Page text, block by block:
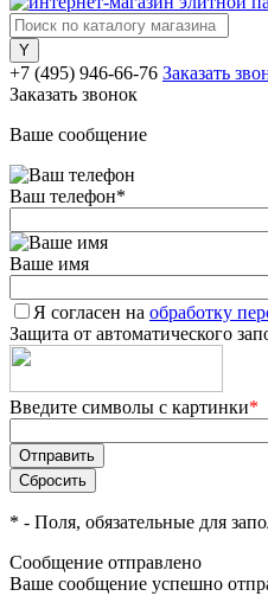
+7 (495) 946-66-76 Заказать
Заказать звонок
Ваше сообщение
Ваш телефон*
Ваше имя
Я согласен на обработку
Защита от автоматического
Введите символы с картинки*
* - Поля, обязательные для
Сообщение отправлено
Ваше сообщение успешно